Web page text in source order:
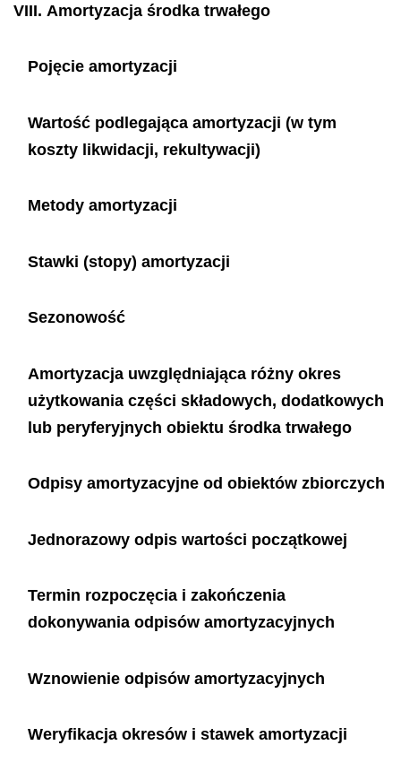
VIII. Amortyzacja środka trwałego
Pojęcie amortyzacji
Wartość podlegająca amortyzacji (w tym
koszty likwidacji, rekultywacji)
Metody amortyzacji
Stawki (stopy) amortyzacji
Sezonowość
Amortyzacja uwzględniająca różny okres
użytkowania części składowych, dodatkowych
lub peryferyjnych obiektu środka trwałego
Odpisy amortyzacyjne od obiektów zbiorczych
Jednorazowy odpis wartości początkowej
Termin rozpoczęcia i zakończenia
dokonywania odpisów amortyzacyjnych
Wznowienie odpisów amortyzacyjnych
Weryfikacja okresów i stawek amortyzacji